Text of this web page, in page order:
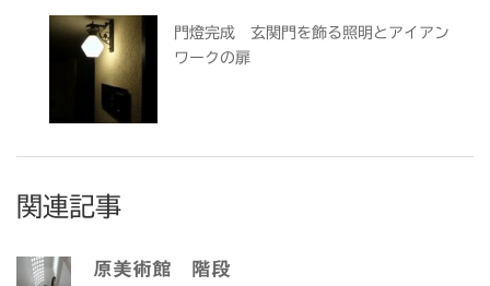
門燈完成 玄関門を飾る照明とアイアン
ワークの扉
関連記事
原美術館 階段